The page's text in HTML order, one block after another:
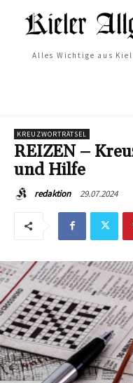
Alles Wichtige aus
KREUZWORTRÄTSEL
REIZEN –
und Hilfe
redaktion 29.07.2024